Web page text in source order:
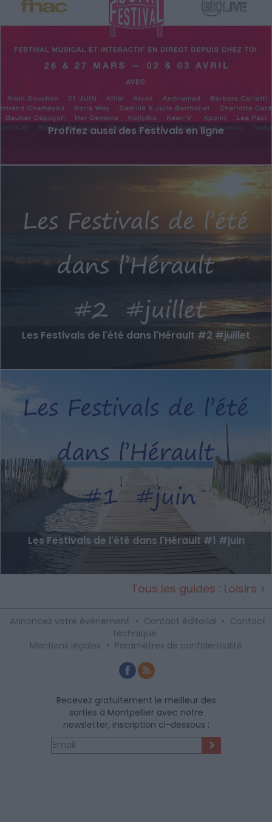
Profitez aussi des Festivals en ligne
Les Festivals de l'été dans l'Hérault #2 #juillet
Les Festivals de l'été dans l'Hérault #1 #juin
Tous les guides : Loisirs >
Annoncez votre événement • Contact éditorial • Contact
technique
Mentions légales • Paramètres de confidentialité
Recevez gratuitement le meilleur des
sorties à Montpellier avec notre
newsletter, inscription ci-dessous :
>